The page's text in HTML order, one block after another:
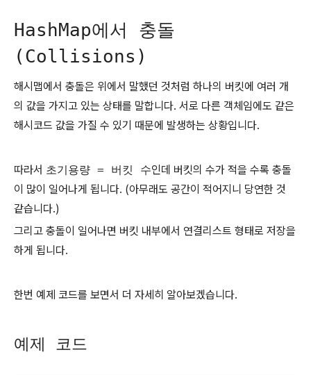
HashMap에서 충돌
(Collisions)
해시맵에서 충돌은 위에서 말했던 것처럼 하나의 버킷에 여러 개
의 값을 가지고 있는 상태를 말합니다. 서로 다른 객체임에도 같은
해시코드 값을 가질 수 있기 때문에 발생하는 상황입니다.
따라서 초기용량 = 버킷 수인데 버킷의 수가 적을 수록 충돌
이 많이 일어나게 됩니다. (아무래도 공간이 적어지니 당연한 것
같습니다.)
그리고 충돌이 일어나면 버킷 내부에서 연결리스트 형태로 저장을
하게 됩니다.
한번 예제 코드를 보면서 더 자세히 알아보겠습니다.
예제 코드